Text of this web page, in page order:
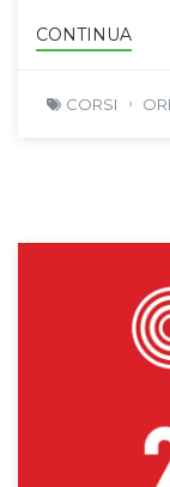
CONTINUA
CORSI